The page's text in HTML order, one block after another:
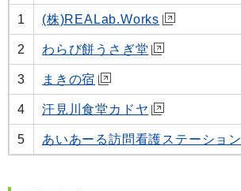
1 (株)REALab.Works
2 わらび餅うさぎ堂
3 まきの宿
4 汗見川食堂カドヤ
5 あいあーる訪問看護ステーション